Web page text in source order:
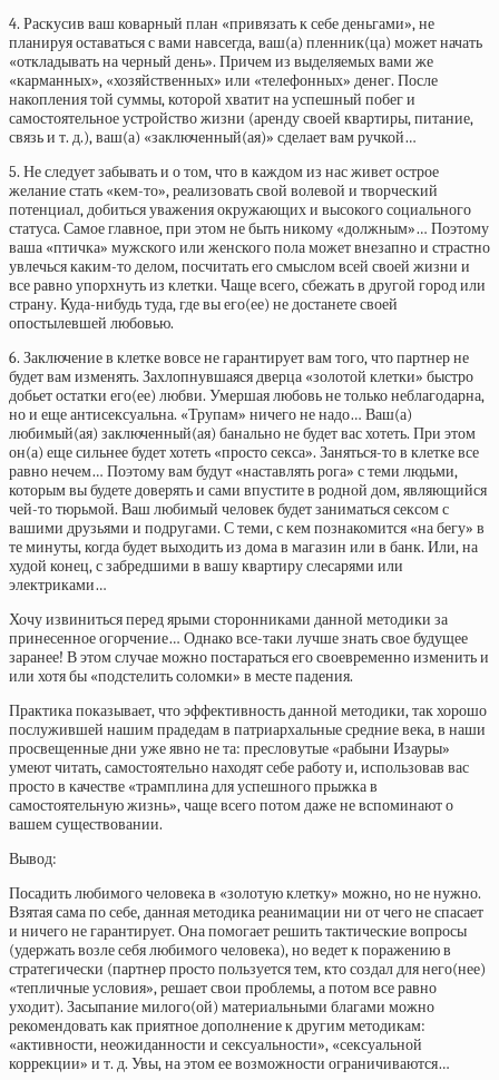
4. Раскусив ваш коварный план «привязать к себе деньгами», не
планируя оставаться с вами навсегда, ваш(а) пленник(ца) может начать
«откладывать на черный день». Причем из выделяемых вами же
«карманных», «хозяйственных» или «телефонных» денег. После
накопления той суммы, которой хватит на успешный побег и
самостоятельное устройство жизни (аренду своей квартиры, питание,
связь и т. д.), ваш(а) «заключенный(ая)» сделает вам ручкой…
5. Не следует забывать и о том, что в каждом из нас живет острое
желание стать «кем-то», реализовать свой волевой и творческий
потенциал, добиться уважения окружающих и высокого социального
статуса. Самое главное, при этом не быть никому «должным»… Поэтому
ваша «птичка» мужского или женского пола может внезапно и страстно
увлечься каким-то делом, посчитать его смыслом всей своей жизни и
все равно упорхнуть из клетки. Чаще всего, сбежать в другой город или
страну. Куда-нибудь туда, где вы его(ее) не достанете своей
опостылевшей любовью.
6. Заключение в клетке вовсе не гарантирует вам того, что партнер не
будет вам изменять. Захлопнувшаяся дверца «золотой клетки» быстро
добьет остатки его(ее) любви. Умершая любовь не только неблагодарна,
но и еще антисексуальна. «Трупам» ничего не надо… Ваш(а)
любимый(ая) заключенный(ая) банально не будет вас хотеть. При этом
он(а) еще сильнее будет хотеть «просто секса». Заняться-то в клетке все
равно нечем… Поэтому вам будут «наставлять рога» с теми людьми,
которым вы будете доверять и сами впустите в родной дом, являющийся
чей-то тюрьмой. Ваш любимый человек будет заниматься сексом с
вашими друзьями и подругами. С теми, с кем познакомится «на бегу» в
те минуты, когда будет выходить из дома в магазин или в банк. Или, на
худой конец, с забредшими в вашу квартиру слесарями или
электриками…
Хочу извиниться перед ярыми сторонниками данной методики за
принесенное огорчение… Однако все-таки лучше знать свое будущее
заранее! В этом случае можно постараться его своевременно изменить и
или хотя бы «подстелить соломки» в месте падения.
Практика показывает, что эффективность данной методики, так хорошо
послужившей нашим прадедам в патриархальные средние века, в наши
просвещенные дни уже явно не та: пресловутые «рабыни Изауры»
умеют читать, самостоятельно находят себе работу и, использовав вас
просто в качестве «трамплина для успешного прыжка в
самостоятельную жизнь», чаще всего потом даже не вспоминают о
вашем существовании.
Вывод:
Посадить любимого человека в «золотую клетку» можно, но не нужно.
Взятая сама по себе, данная методика реанимации ни от чего не спасает
и ничего не гарантирует. Она помогает решить тактические вопросы
(удержать возле себя любимого человека), но ведет к поражению в
стратегически (партнер просто пользуется тем, кто создал для него(нее)
«тепличные условия», решает свои проблемы, а потом все равно
уходит). Засыпание милого(ой) материальными благами можно
рекомендовать как приятное дополнение к другим методикам:
«активности, неожиданности и сексуальности», «сексуальной
коррекции» и т. д. Увы, на этом ее возможности ограничиваются…